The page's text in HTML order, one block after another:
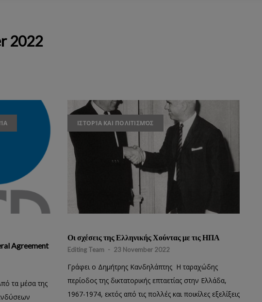
2022
Agreement
τα μέσα της
ΙΣΤΟΡΊΑ ΚΑΙ ΠΟΛΙΤΙΣΜΌΣ
Οι σχέσεις της Ελληνικής Χούντας με τις ΗΠΑ
Editing Team - 23 November 2022
Γράφει ο Δημήτρης Κανδηλάπτης Η ταραχώδης
περίοδος της δικτατορικής επταετίας στην Ελλάδα,
1967-1974, εκτός από τις πολλές και ποικίλες εξελίξεις